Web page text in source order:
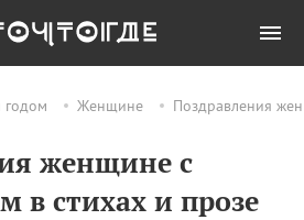
Женщине Поздравления
женщине с
в стихах и прозе
ПРАЗДНИКИ Все
08.08 День «Счастье
случается» (Happiness
Happens Day)